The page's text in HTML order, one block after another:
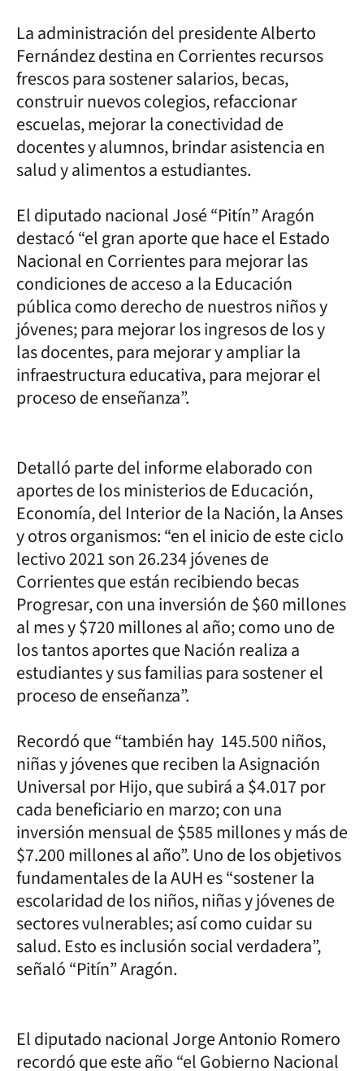
La administración del presidente Alberto
Fernández destina en Corrientes recursos
frescos para sostener salarios, becas,
construir nuevos colegios, refaccionar
escuelas, mejorar la conectividad de
docentes y alumnos, brindar asistencia en
salud y alimentos a estudiantes.
El diputado nacional José “Pitín” Aragón
destacó “el gran aporte que hace el Estado
Nacional en Corrientes para mejorar las
condiciones de acceso a la Educación
pública como derecho de nuestros niños y
jóvenes; para mejorar los ingresos de los y
las docentes, para mejorar y ampliar la
infraestructura educativa, para mejorar el
proceso de enseñanza”.
Detalló parte del informe elaborado con
aportes de los ministerios de Educación,
Economía, del Interior de la Nación, la Anses
y otros organismos: “en el inicio de este ciclo
lectivo 2021 son 26.234 jóvenes de
Corrientes que están recibiendo becas
Progresar, con una inversión de $60 millones
al mes y $720 millones al año; como uno de
los tantos aportes que Nación realiza a
estudiantes y sus familias para sostener el
proceso de enseñanza”.
Recordó que “también hay 145.500 niños,
niñas y jóvenes que reciben la Asignación
Universal por Hijo, que subirá a $4.017 por
cada beneficiario en marzo; con una
inversión mensual de $585 millones y más de
$7.200 millones al año”. Uno de los objetivos
fundamentales de la AUH es “sostener la
escolaridad de los niños, niñas y jóvenes de
sectores vulnerables; así como cuidar su
salud. Esto es inclusión social verdadera”,
señaló “Pitín” Aragón.
El diputado nacional Jorge Antonio Romero
recordó que este año “el Gobierno Nacional